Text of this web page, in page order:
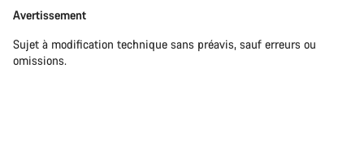
Avertissement
Sujet à modification technique sans préavis, sauf erreurs ou
omissions.